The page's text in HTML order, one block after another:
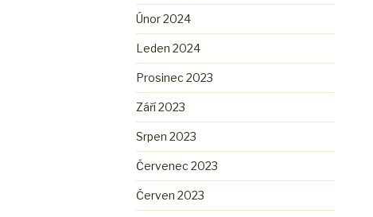
Únor 2024
Leden 2024
Prosinec 2023
Září 2023
Srpen 2023
Červenec 2023
Červen 2023